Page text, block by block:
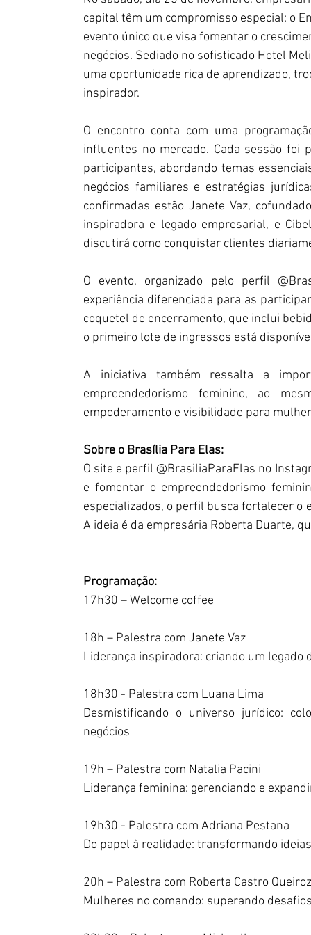
capital têm um compromisso especial: o
evento único que visa fomentar o
negócios. Sediado no sofisticado Hotel
uma oportunidade rica de aprendizado,
inspirador.
O encontro conta com uma
influentes no mercado. Cada sessão foi
participantes, abordando temas
negócios familiares e estratégias
confirmadas estão Janete Vaz,
inspiradora e legado empresarial, e
discutirá como conquistar clientes
O evento, organizado pelo perfil
experiência diferenciada para as
coquetel de encerramento, que inclui
o primeiro lote de ingressos está
A iniciativa também ressalta a
empreendedorismo feminino, ao
empoderamento e visibilidade para
Sobre o Brasília Para Elas:
O site e perfil @BrasiliaParaElas no
e fomentar o empreendedorismo
especializados, o perfil busca fortalecer o
A ideia é da empresária Roberta Duarte,
Programação:
17h30 – Welcome coffee
18h – Palestra com Janete Vaz
Liderança inspiradora: criando um legado
18h30 - Palestra com Luana Lima
Desmistificando o universo jurídico:
negócios
19h – Palestra com Natalia Pacini
Liderança feminina: gerenciando e
19h30 - Palestra com Adriana Pestana
Do papel à realidade: transformando
20h – Palestra com Roberta Castro Queiroz
Mulheres no comando: superando